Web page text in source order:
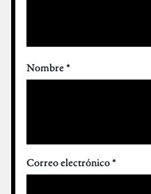
Nombre*
Correo electrónico*